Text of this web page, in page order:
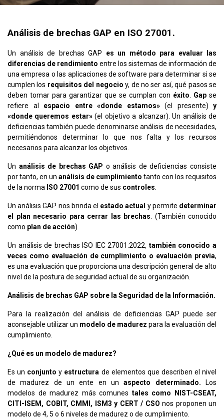
Análisis de brechas GAP en ISO 27001.
Un análisis de brechas GAP es un método para evaluar las
diferencias de rendimiento entre los sistemas de información de
una empresa o las aplicaciones de software para determinar si se
cumplen los requisitos del negocio y, de no ser así, qué pasos se
deben tomar para garantizar que se cumplan con éxito Gap se
refiere al espacio entre «donde estamos»(el presente) y
«donde queremos estar»(el objetivo a alcanzar). Un análisis de
deficiencias también puede denominarse análisis de necesidades,
permitiéndonos determinar lo que nos falta y los recursos
necesarios para alcanzar los objetivos.
Un análisis de brechas GAP o análisis de deficiencias consiste
por tanto, en un análisis de cumplimiento tanto con los requisitos
de la norma ISO 27001 como de sus controles
Un análisis GAP nos brinda el estado actual y permite determinar
el plan necesario para cerrar las brechas . (También conocido
como plan de acción).
Un análisis de brechas ISO IEC 27001:2022, también conocido a
veces como evaluación de cumplimiento o evaluación previa,
es una evaluación que proporciona una descripción general de alto
nivel de la postura de seguridad actual de su organización.
Análisis de brechas GAP sobre la Seguridad de la Información.
Para la realización del análisis de deficiencias GAP puede ser
aconsejable utilizar un modelo de madurez para la evaluación del
cumplimiento.
¿Qué es un modelo de madurez?
Es un conjunto y estructura de elementos que describen el nivel
de madurez de un ente en unaspecto determinado.Los
modelos de madurez más comunes tales como NIST-CSEAT,
CITI-ISEM, COBIT, CMMI, ISM3 y CERT / CSO nos proponen un
modelo de 4, 5 o 6 niveles de madurez o de cumplimiento.